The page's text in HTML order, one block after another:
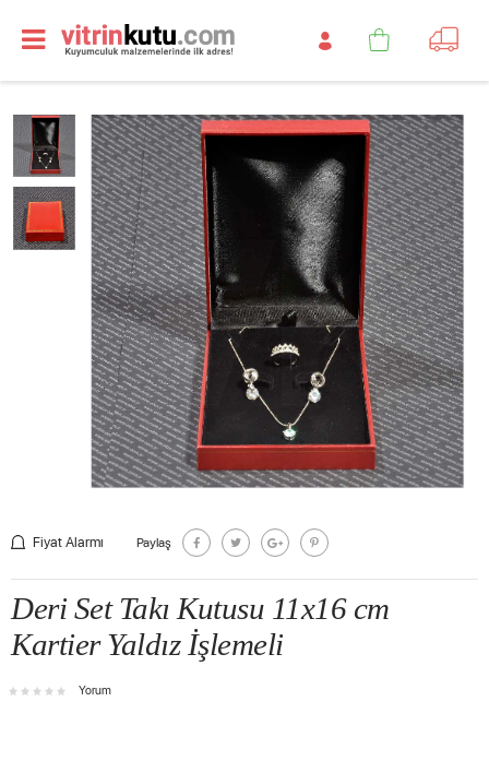
Fiyat Alarmı Paylaş
Deri Set Takı Kutusu 11x16 cm
Kartier Yaldız İşlemeli
Yorum